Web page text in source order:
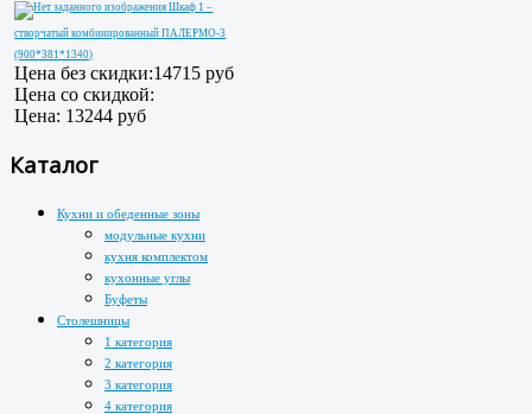
Шкаф 1 –
створчатый комбинированный ПАЛЕРМО-3
(900*381*1340)
Цена без скидки:14715 руб
Цена со скидкой:
Цена: 13244 руб
Каталог
Кухни и обеденные зоны
модульные кухни
кухня комплектом
кухонные углы
Буфеты
Столешницы
1 категория
2 категория
3 категория
4 категория